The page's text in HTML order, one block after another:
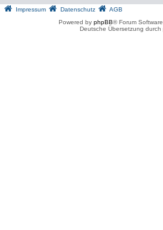
Impressum Datenschutz
AGB
Powered by phpBB® Forum
Deutsche Übersetzung durch